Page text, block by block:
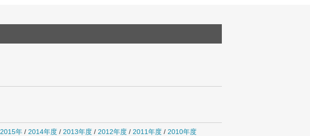
2015年 / 2014年度 / 2013年度 / 2012年度 / 2011年度 / 2010年度